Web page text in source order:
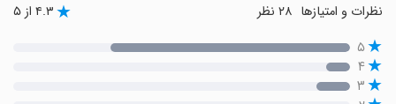
نظرات و امتیازها ۴.۳ از ۵
۵
۴
۳